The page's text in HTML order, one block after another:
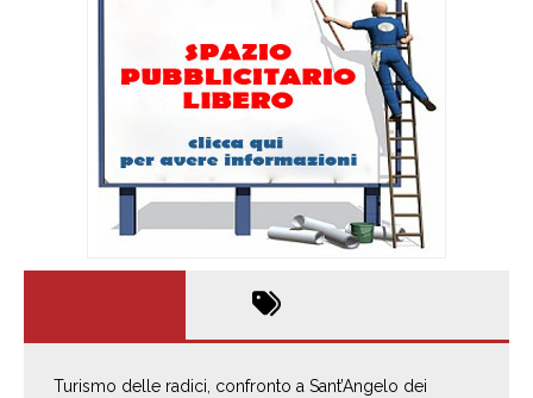
Turismo delle radici, confronto a Sant’Angelo dei